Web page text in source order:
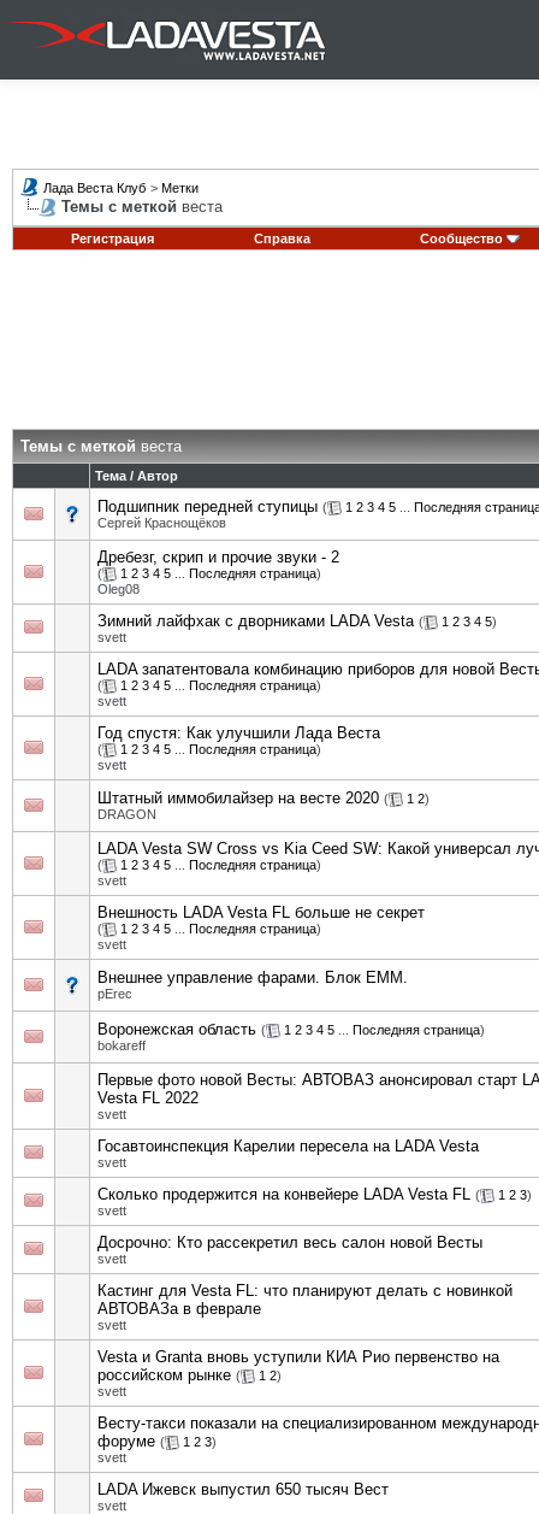
Лада Веста Клуб > Метки
Темы с меткой веста
Регистрация Справка Сообщество
Темы с меткойвеста
Тема / Автор
Подшипник передней ступицы ( 1 2 3 4 5
Последняя
Сергей Краснощёков
Дребезг, скрип и прочие звуки - 2
( 1 2 3 4 5 Последняя страница)
Oleg08
Зимний лайфхак с дворниками LADA Vesta ( 1 2 3 4 5)
svett
LADA запатентовала комбинацию приборов для новой
( 1 2 3 4 5 Последняя страница)
svett
Год спустя: Как улучшили Лада Веста
( 1 2 3 4 5 Последняя страница)
svett
Штатный иммобилайзер на весте 2020 ( 1 2)
DRAGON
LADA Vesta SW Cross vs Kia Ceed SW: Какой универсал
( 1 2 3 4 5 Последняя страница)
svett
Внешность LADA Vesta FL больше не секрет
( 1 2 3 4 5 Последняя страница)
svett
Внешнее управление фарами. Блок EMM.
pErec
Воронежская область ( 1 2 3 4 5 Последняя страница)
bokareff
Первые фото новой Весты: АВТОВАЗ анонсировал старт
Vesta FL 2022
svett
Госавтоинспекция Карелии пересела на LADA Vesta
svett
Сколько продержится на конвейере LADA Vesta FL ( 1 2 3)
svett
Досрочно: Кто рассекретил весь салон новой Весты
svett
Кастинг для Vesta FL: что планируют делать с новинкой
АВТОВАЗа в феврале
svett
Vesta и Granta вновь уступили КИА Рио первенство на
российском рынке ( 1 2)
svett
Весту-такси показали на специализированном
форуме ( 1 2 3)
svett
LADA Ижевск выпустил 650 тысяч Вест
svett